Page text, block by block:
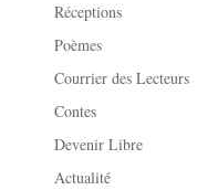
Réceptions
Poèmes
Courrier des Lecteurs
Contes
Devenir Libre
Actualité